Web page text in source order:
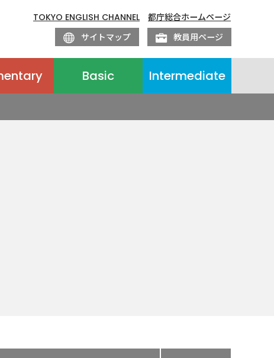
TOKYO ENGLISH CHANNEL
都庁総合ホームページ
サイトマップ
教員用ページ
Basic Intermediate